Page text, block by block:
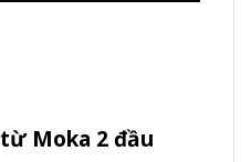
Moka 2 đầu